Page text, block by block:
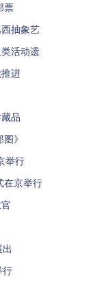
票
抽象艺
活动遗
进
品
》
举行
在京举行
行